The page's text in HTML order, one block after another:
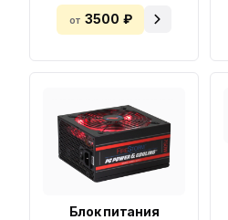
от 3500 ₽
Блок питания